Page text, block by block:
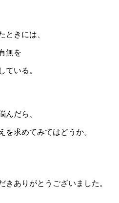
ときには、
無を
ている。
んだら、
を求めてみてはどうか。
きありがとうございました。